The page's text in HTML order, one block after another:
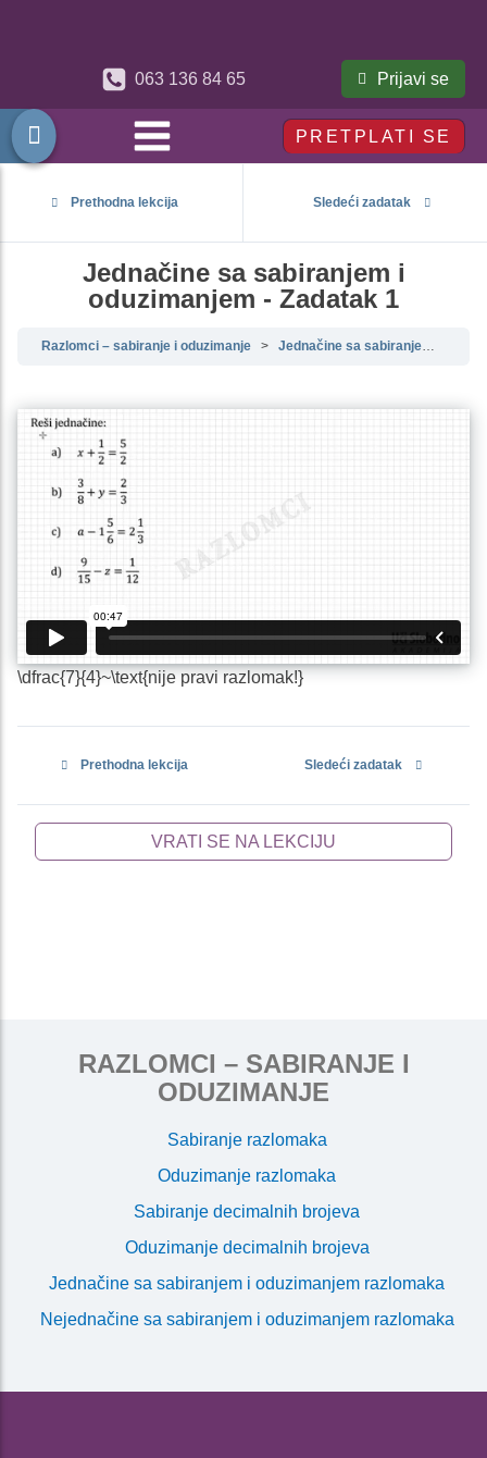
063 136 84 65 Prijavi se
PRETPLATI SE
Prethodna lekcija Sledeći zadatak
Jednačine sa sabiranjem i
oduzimanjem - Zadatak 1
Razlomci – sabiranje i oduzimanje Jednačine sa sabiranjem i oduzimanjem
\dfrac{7}{4}~\text{nije pravi razlomak!}
Prethodna lekcija Sledeći zadatak
VRATI SE NA LEKCIJU
RAZLOMCI – SABIRANJE I
ODUZIMANJE
Sabiranje razlomaka
Oduzimanje razlomaka
Sabiranje decimalnih brojeva
Oduzimanje decimalnih brojeva
Jednačine sa sabiranjem i oduzimanjem razlomaka
Nejednačine sa sabiranjem i oduzimanjem razlomaka